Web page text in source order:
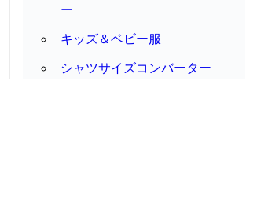
ー
キッズ＆ベビー服
シャツサイズコンバーター